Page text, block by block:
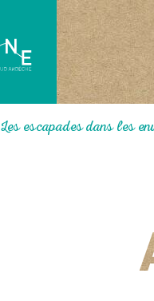
Les escapades dans les